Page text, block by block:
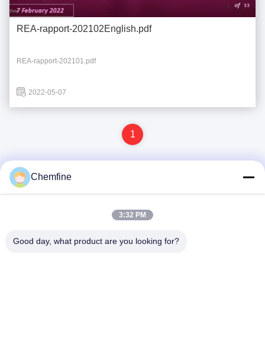
REA-rapport-202102English.pdf
REA-rapport-202101.pdf
2022-05-07
1
Zaal 924, Road van No.813 Yinxiu, Wuxi-Stad, Jiangsu,
Chemfine
3:32 PM
Good day, what product are you looking for?